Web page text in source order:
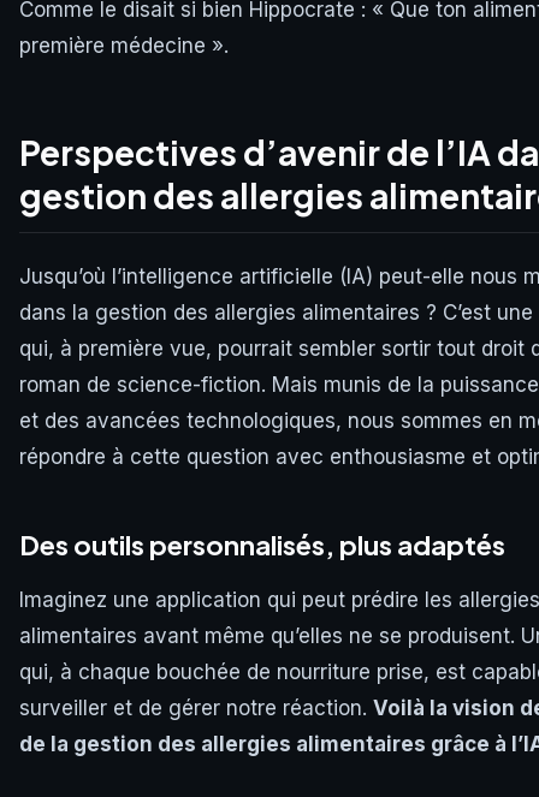
Comme le disait si bien Hippocrate : « Que ton
première médecine ».
Perspectives d’avenir de l’IA
gestion des allergies
Jusqu’où l’intelligence artificielle (IA) peut-elle nous
dans la gestion des allergies alimentaires ? C’est
qui, à première vue, pourrait sembler sortir tout droit
roman de science-fiction. Mais munis de la puissance
et des avancées technologiques, nous sommes en
répondre à cette question avec enthousiasme et
Des outils personnalisés, plus adaptés
Imaginez une application qui peut prédire les allergies
alimentaires avant même qu’elles ne se produisent.
qui, à chaque bouchée de nourriture prise, est
surveiller et de gérer notre réaction. Voilà la vision
de la gestion des allergies alimentaires grâce à